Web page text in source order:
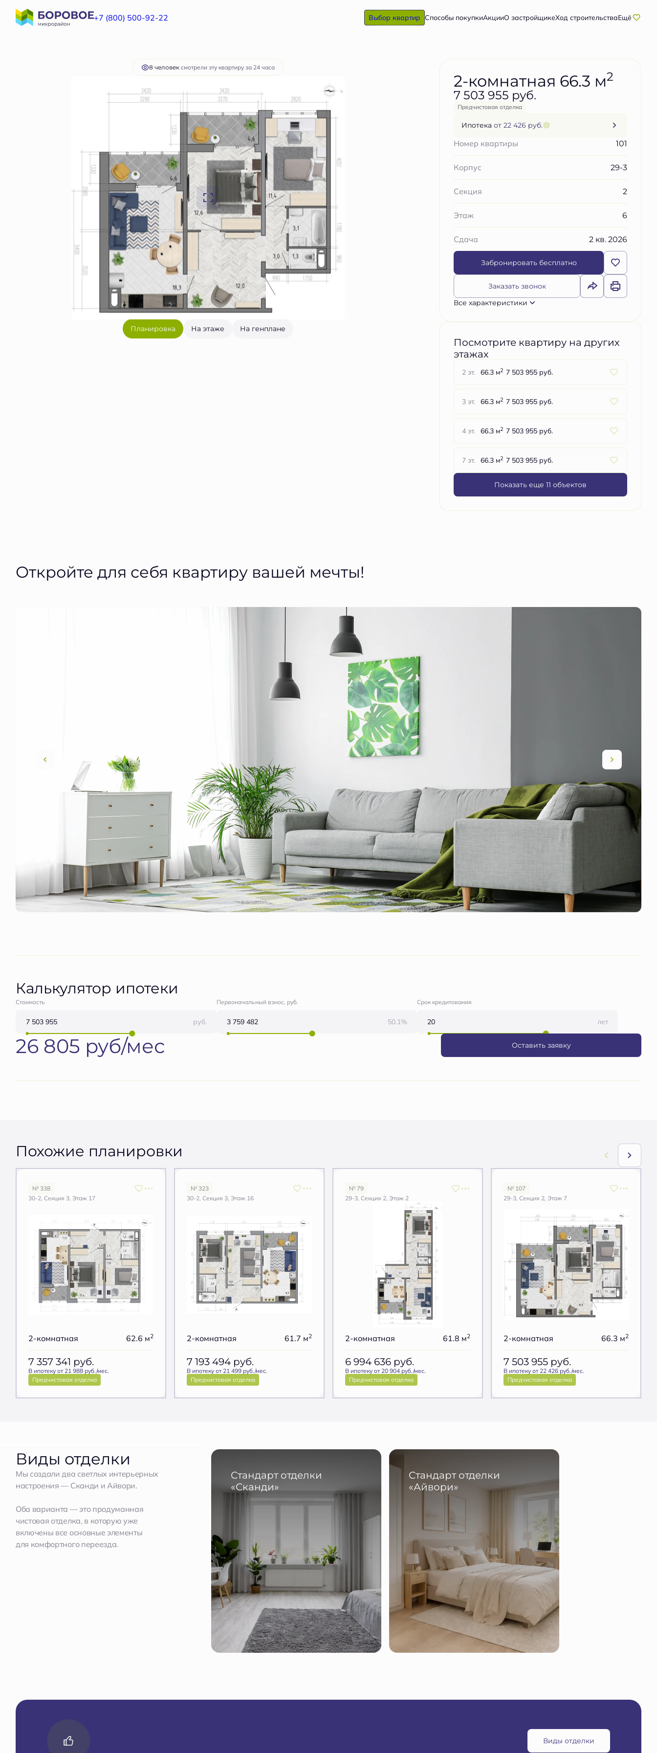
+7 (800) 500-92-22 Выбор квартир Способы покупкиАкцииО застройщикеХод строительстваЕщё
2-комнатная66.3 м2 7 503 955 руб. Забронировать бесплатно
8 человек смотрели эту квартиру за 24 часа
Планировка На этаже На генплане
2-комнатная 66.3 м2
7 503 955 руб.
Предчистовая отделка
Ипотека от 22 426 руб.
Номер квартиры 101
Корпус 29-3
Секция 2
Этаж 6
Сдача 2 кв. 2026
Забронировать бесплатно
Заказать звонок
Все характеристики
Посмотрите квартиру на других
этажах
2 эт. 66.3 м2 7 503 955 руб.
3 эт. 66.3 м2 7 503 955 руб.
4 эт. 66.3 м2 7 503 955 руб.
7 эт. 66.3 м2 7 503 955 руб.
Показать еще 11 объектов
Откройте для себя квартиру вашей мечты!
Калькулятор ипотеки
Стоимость
руб.
Первоначальный взнос, руб.
50.1%
Срок кредитования
лет
26 805 руб/мес Оставить заявку
Похожие планировки
№ 338
30-2, Секция 3, Этаж 17
2-комнатная 62.6 м2
7 357 341 руб.
В ипотеку от 21 988 руб./мес.
Предчистовая отделка
№ 323
30-2, Секция 3, Этаж 16
2-комнатная 61.7 м2
7 193 494 руб.
В ипотеку от 21 499 руб./мес.
Предчистовая отделка
№ 79
29-3, Секция 2, Этаж 2
2-комнатная 61.8 м2
6 994 636 руб.
В ипотеку от 20 904 руб./мес.
Предчистовая отделка
№ 107
29-3, Секция 2, Этаж 7
2-комнатная 66.3 м2
7 503 955 руб.
В ипотеку от 22 426 руб./мес.
Предчистовая отделка
Виды отделки
Мы создали два светлых интерьерных
настроения — Сканди и Айвори.
Оба варианта — это продуманная
чистовая отделка, в которую уже
включены все основные элементы
для комфортного переезда.
Стандарт отделки
«Сканди»
Стандарт отделки
«Айвори»
Виды отделки